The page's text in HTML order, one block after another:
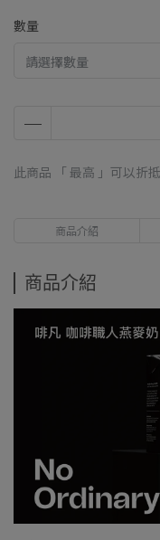
數量
請選擇數量
此商品 「 最高 」可以折
商品介紹
商品介紹